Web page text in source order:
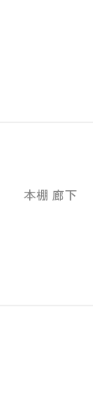
本棚 廊下